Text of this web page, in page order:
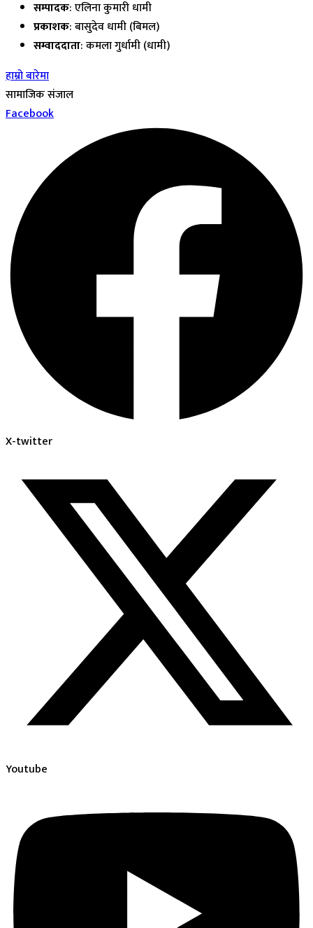
सम्पादक: एलिना कुमारी धामी
प्रकाशक: बासुदेव धामी (बिमल)
सम्वाददाता: कमला गुर्धामी (धामी)
हाम्रो बारेमा
सामाजिक संजाल
Facebook
X-twitter
Youtube